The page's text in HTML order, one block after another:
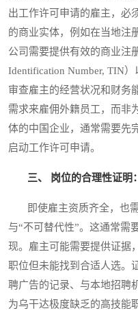
出工作许可申请的雇主，必
的商业实体，例如在当地注
公司需要提供有效的商业注
Identification Number, TIN
审查雇主的经营状况和财务
需求来雇佣外籍员工，而非
体的中国企业，通常需要先
启动工作许可申请。
三、 岗位的合理性证明
即使雇主资质齐全，也需
与“不可替代性”。这通常需
现。雇主可能需要提供证据
职位但未能找到合适人选。
聘广告的记录、与本地招聘
为乌干达极度缺乏的高技能